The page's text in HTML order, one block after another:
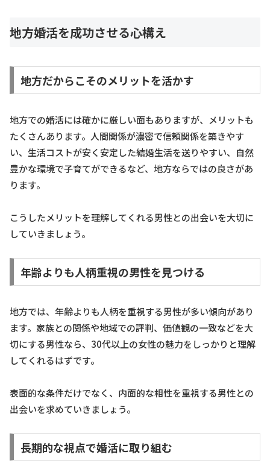
地方婚活を成功させる心構え
地方だからこそのメリットを活かす
地方での婚活には確かに厳しい面もありますが、メリットも
たくさんあります。人間関係が濃密で信頼関係を築きやす
い、生活コストが安く安定した結婚生活を送りやすい、自然
豊かな環境で子育てができるなど、地方ならではの良さがあ
ります。
こうしたメリットを理解してくれる男性との出会いを大切に
していきましょう。
年齢よりも人柄重視の男性を見つける
地方では、年齢よりも人柄を重視する男性が多い傾向があり
ます。家族との関係や地域での評判、価値観の一致などを大
切にする男性なら、30代以上の女性の魅力をしっかりと理解
してくれるはずです。
表面的な条件だけでなく、内面的な相性を重視する男性との
出会いを求めていきましょう。
長期的な視点で婚活に取り組む